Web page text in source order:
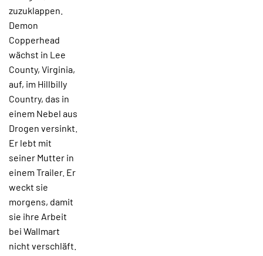
zuzuklappen.
Demon
Copperhead
wächst in Lee
County, Virginia,
auf, im Hillbilly
Country, das in
einem Nebel aus
Drogen versinkt.
Er lebt mit
seiner Mutter in
einem Trailer. Er
weckt sie
morgens, damit
sie ihre Arbeit
bei Wallmart
nicht verschläft.